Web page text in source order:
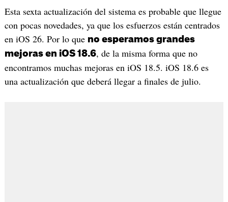
Esta sexta actualización del sistema es probable que llegue
con pocas novedades, ya que los esfuerzos están centrados
en iOS 26. Por lo que no esperamos grandes
mejoras en iOS 18.6, de la misma forma que no
encontramos muchas mejoras en iOS 18.5. iOS 18.6 es
una actualización que deberá llegar a finales de julio.